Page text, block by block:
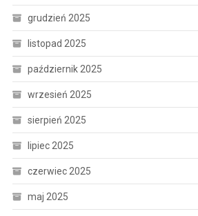
grudzień 2025
listopad 2025
październik 2025
wrzesień 2025
sierpień 2025
lipiec 2025
czerwiec 2025
maj 2025